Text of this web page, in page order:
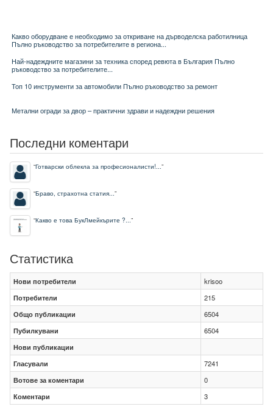
Какво оборудване е необходимо за откриване на дърводелска работилница
Пълно ръководство за потребителите в региона...
Най-надеждните магазини за техника според ревюта в България Пълно
ръководство за потребителите...
Топ 10 инструменти за автомобили Пълно ръководство за ремонт
Метални огради за двор – практични здрави и надеждни решения
Последни коментари
“Готварски облекла за професионалисти!...”
“Браво, страхотна статия...”
“Какво е това БукЛмейкърите ?...”
Статистика
Нови потребители
krisoo
Потребители
215
Общо публикации
6504
Пубилкувани
6504
Нови публикации
Гласували
7241
Вотове за коментари
0
Коментари
3